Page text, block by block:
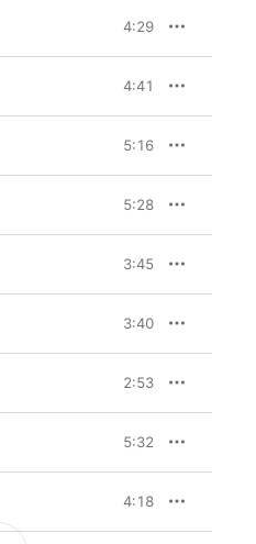
4:29
4:41
5:16
5:28
3:45
3:40
2:53
5:32
4:18